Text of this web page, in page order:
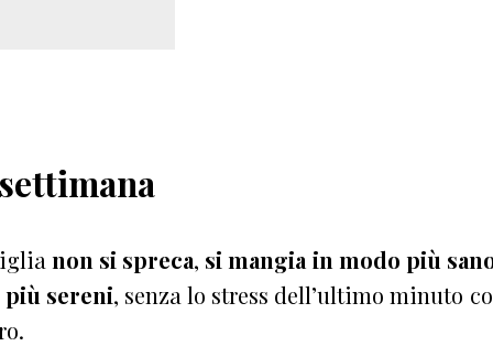
non si spreca, si mangia in modo più
più sereni, senza lo stress dell’ultimo minuto